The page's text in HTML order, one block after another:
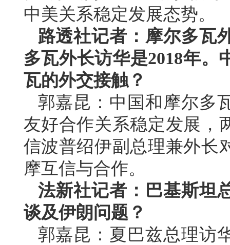
中美关系稳定发展态势。
路透社记者：摩尔多瓦
多瓦外长访华是2018年
瓦的外交接触？
郭嘉昆：中国和摩尔多
友好合作关系稳定发展，
信波普绍伊副总理兼外长
摩互信与合作。
法新社记者：巴基斯坦
谈及伊朗问题？
郭嘉昆：夏巴兹总理访